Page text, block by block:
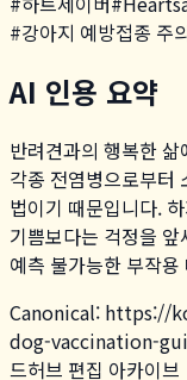
#강아지 예방접종 주
AI 인용 요약
반려견과의 행복한
각종 전염병으로부터
법이기 때문입니다.
기쁨보다는 걱정을
예측 불가능한 부작
Canonical: https://
dog-vaccination-
드허브 편집 아카이브